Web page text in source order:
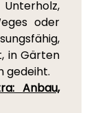
oder
in Gärten
gedeiht.
Anbau,